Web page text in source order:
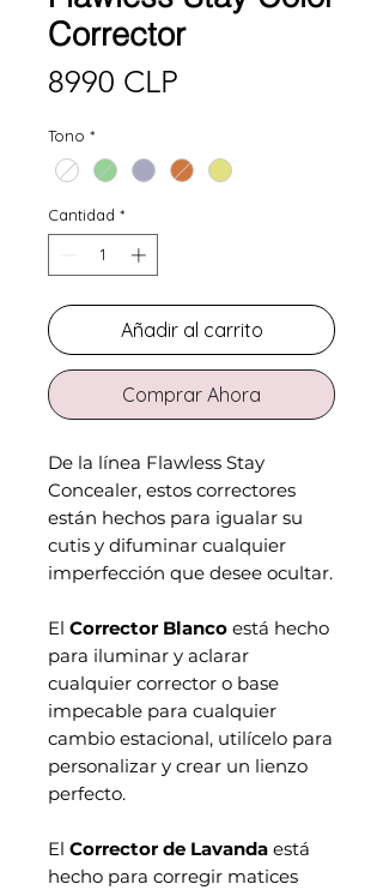
Corrector
8990 CLP
Tono *
Cantidad *
Añadir al carrito
Comprar Ahora
De la línea Flawless Stay
Concealer, estos correctores
están hechos para igualar su
cutis y difuminar cualquier
imperfección que desee ocultar.
El Corrector Blanco está hecho
para iluminar y aclarar
cualquier corrector o base
impecable para cualquier
cambio estacional, utilícelo para
personalizar y crear un lienzo
perfecto.
El Corrector de Lavanda está
hecho para corregir matices